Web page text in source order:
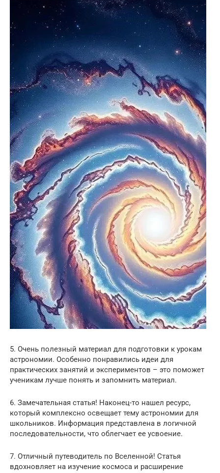
5. Очень полезный материал для подготовки к урокам
астрономии. Особенно понравились идеи для
практических занятий и экспериментов – это поможет
ученикам лучше понять и запомнить материал.
6. Замечательная статья! Наконец-то нашел ресурс,
который комплексно освещает тему астрономии для
школьников. Информация представлена в логичной
последовательности, что облегчает ее усвоение.
7. Отличный путеводитель по Вселенной! Статья
вдохновляет на изучение космоса и расширение